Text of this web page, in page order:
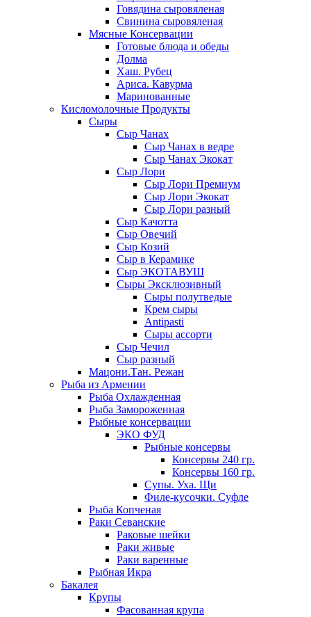
Говядина сыровяленая
Свинина сыровяленая
Мясные Консервации
Готовые блюда и обеды
Долма
Хаш. Рубец
Ариса. Кавурма
Маринованные
Кисломолочные Продукты
Сыры
Сыр Чанах
Сыр Чанах в ведре
Сыр Чанах Экокат
Сыр Лори
Сыр Лори Премиум
Сыр Лори Экокат
Сыр Лори разный
Сыр Качотта
Сыр Овечий
Сыр Козий
Сыр в Керамике
Сыр ЭКОТАВУШ
Сыры Эксклюзивный
Сыры полутведые
Крем сыры
Antipasti
Сыры ассорти
Сыр Чечил
Сыр разный
Мацони.Тан. Режан
Рыба из Армении
Рыба Охлажденная
Рыба Замороженная
Рыбные консервации
ЭКО ФУД
Рыбные консервы
Консервы 240 гр.
Консервы 160 гр.
Супы. Уха. Щи
Филе-кусочки. Суфле
Рыба Копченая
Раки Севанские
Раковые шейки
Раки живые
Раки варенные
Рыбная Икра
Бакалея
Крупы
Фасованная крупа